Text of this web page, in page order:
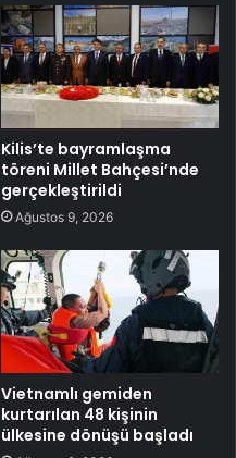
Kilis’te bayramlaşma
töreni Millet Bahçesi’nde
gerçekleştirildi
Ağustos 9, 2026
Vietnamlı gemiden
kurtarılan 48 kişinin
ülkesine dönüşü başladı